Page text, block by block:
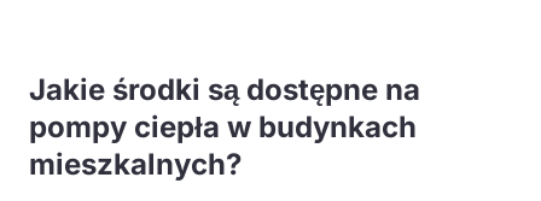
Jakie środki są dostępne na
pompy ciepła w budynkach
mieszkalnych?